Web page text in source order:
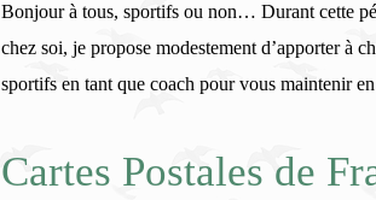
Bonjour à tous, sportifs ou non… Durant cette
chez soi, je propose modestement d’apporter à
sportifs en tant que coach pour vous maintenir
Cartes Postales de